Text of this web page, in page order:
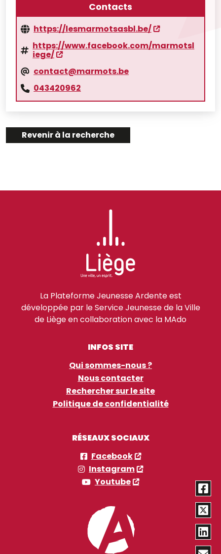
Contacts
https://lesmarmotsasbl.be/
https://www.facebook.com/marmotsl
iege/
contact@marmots.be
043420962
Revenir à la recherche
La Plateforme Jeunesse Ardente est
développée par le Service Jeunesse de la Ville
de Liège en collaboration avec la MAdo
INFOS SITE
Qui sommes-nous ?
Nous contacter
Rechercher sur le site
Politique de confidentialité
RÉSEAUX SOCIAUX
Facebook
Instagram
Youtube